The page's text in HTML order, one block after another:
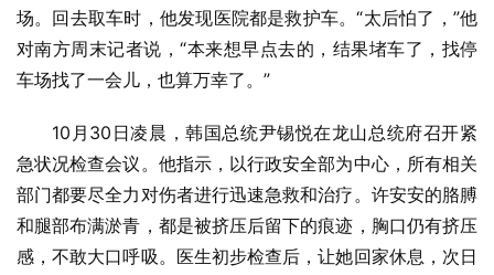
场。回去取车时，他发现医院都是救护车。“太后怕了，”他
对南方周末记者说，“本来想早点去的，结果堵车了，找停
车场找了一会儿，也算万幸了。”
10月30日凌晨，韩国总统尹锡悦在龙山总统府召开紧
急状况检查会议。他指示，以行政安全部为中心，所有相关
部门都要尽全力对伤者进行迅速急救和治疗。许安安的胳膊
和腿部布满淤青，都是被挤压后留下的痕迹，胸口仍有挤压
感，不敢大口呼吸。医生初步检查后，让她回家休息，次日